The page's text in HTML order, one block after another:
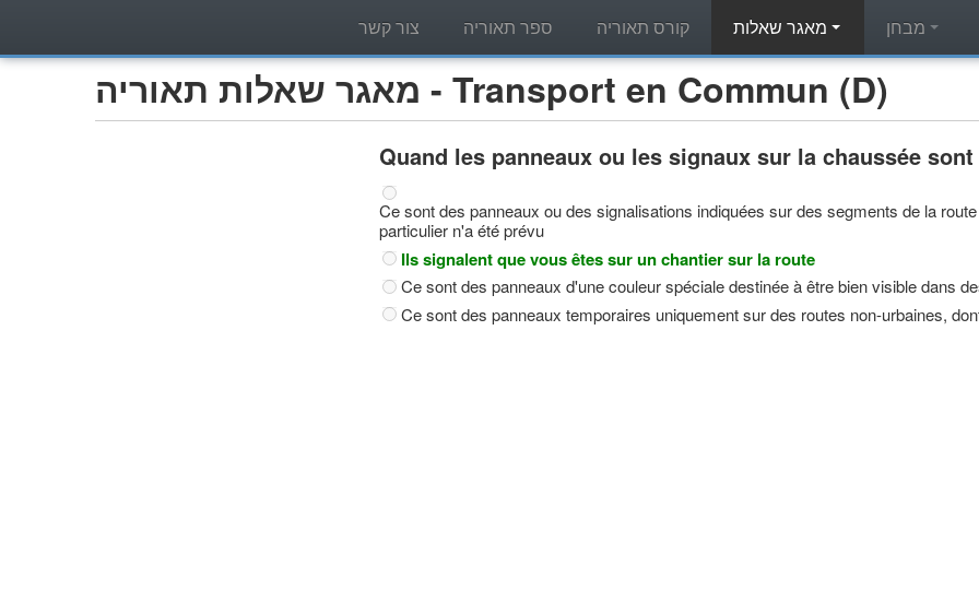
קורס תאוריה ספר תאוריה צור קשר
מאגר שאלות תאוריה - Transport en Commun (D)
Quand les panneaux ou les signaux sur la chaussée
Ce sont des panneaux ou des signalisations indiquées sur des segments de la
particulier n'a été prévu
Ils signalent que vous êtes sur un chantier sur la route
Ce sont des panneaux d'une couleur spéciale destinée à être bien visible dans
Ce sont des panneaux temporaires uniquement sur des routes non-urbaines,